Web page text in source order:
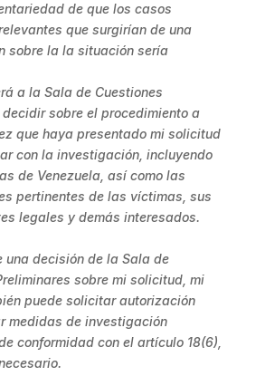
de que los casos
que surgirían de una
sobre la la situación sería
a la Sala de Cuestiones
sobre el procedimiento a
que haya presentado mi solicitud
con la investigación, incluyendo
de Venezuela, así como las
pertinentes de las víctimas, sus
legales y demás interesados.
una decisión de la Sala de
sobre mi solicitud, mi
puede solicitar autorización
medidas de investigación
conformidad con el artículo 18(6),